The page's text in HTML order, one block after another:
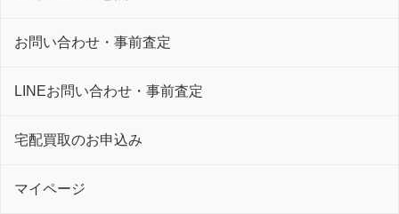
お問い合わせ・事前査定
LINEお問い合わせ・事前査定
宅配買取のお申込み
マイページ